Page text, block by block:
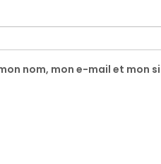
nom, mon e-mail et mon